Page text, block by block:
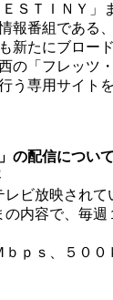
ＳＴＩＮＹ」
報番組である
新たにブロー
の「フレッツ
う専用サイト
の配信について
ビ放映されて
内容で、毎週
ｐｓ、５００